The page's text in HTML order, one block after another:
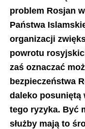
problem Rosjan
Państwa
organizacji
powrotu
zaś oznaczać
bezpieczeństwa
daleko posuniętą
tego ryzyka. Być
służby mają to